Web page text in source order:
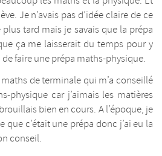
Je n’avais pas d’idée claire de ce
plus tard mais je savais que la prépa
ça me laisserait du temps pour y
faire une prépa maths-physique.
maths de terminale qui m’a conseillé
physique car j’aimais les matières
bien en cours. A l’époque, je
que c’était une prépa donc j’ai eu la
conseil.